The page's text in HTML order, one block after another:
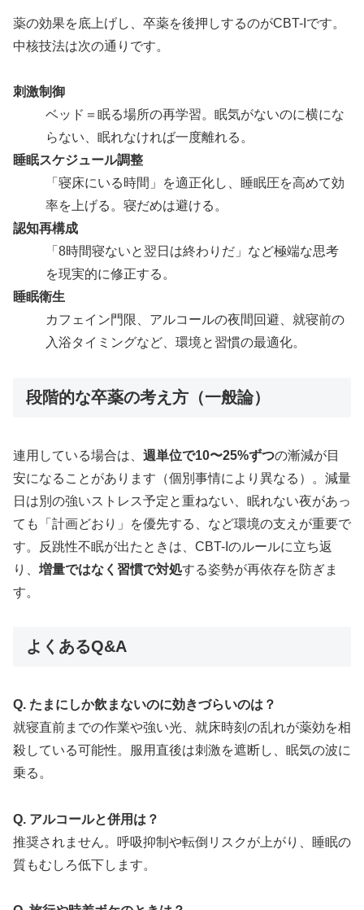
薬の効果を底上げし、卒薬を後押しするのがCBT-Iです。
中核技法は次の通りです。
刺激制御
ベッド＝眠る場所の再学習。眠気がないのに横にな
らない、眠れなければ一度離れる。
睡眠スケジュール調整
「寝床にいる時間」を適正化し、睡眠圧を高めて効
率を上げる。寝だめは避ける。
認知再構成
「8時間寝ないと翌日は終わりだ」など極端な思考
を現実的に修正する。
睡眠衛生
カフェイン門限、アルコールの夜間回避、就寝前の
入浴タイミングなど、環境と習慣の最適化。
段階的な卒薬の考え方（一般論）
連用している場合は、 週単位で10〜25%ずつの漸減が目
安になることがあります（個別事情により異なる）。減量
日は別の強いストレス予定と重ねない、眠れない夜があっ
ても「計画どおり」を優先する、など環境の支えが重要で
す。反跳性不眠が出たときは、CBT-Iのルールに立ち返
り、 増量ではなく習慣で対処する姿勢が再依存を防ぎま
す。
よくあるQ&A
Q. たまにしか飲まないのに効きづらいのは？
就寝直前までの作業や強い光、就床時刻の乱れが薬効を相
殺している可能性。服用直後は刺激を遮断し、眠気の波に
乗る。
Q. アルコールと併用は？
推奨されません。呼吸抑制や転倒リスクが上がり、睡眠の
質もむしろ低下します。